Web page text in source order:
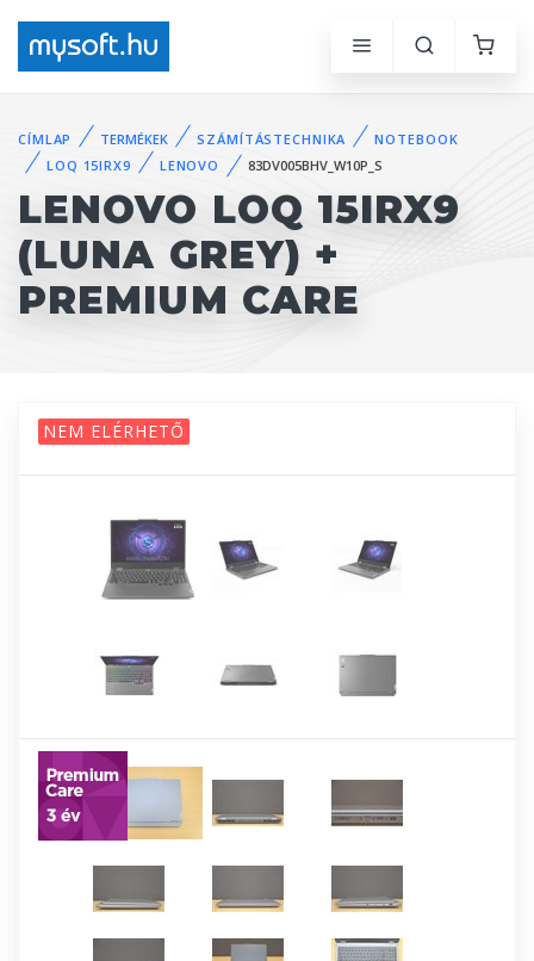
CÍMLAP TERMÉKEK SZÁMÍTÁSTECHNIKA
NOTEBOOK
LOQ 15IRX9
LENOVO 83DV005BHV_W10P_S
LENOVO LOQ 15IRX9
(LUNA GREY) +
PREMIUM CARE
NEM ELÉRHETŐ